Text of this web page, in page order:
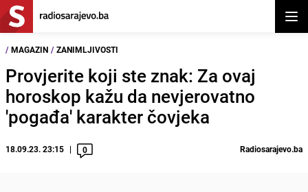
/ MAGAZIN / ZANIMLJIVOSTI
Provjerite koji ste znak: Za ovaj
horoskop kažu da nevjerovatno
'pogađa' karakter čovjeka
18.09.23. 23:15 0 Radiosarajevo.ba